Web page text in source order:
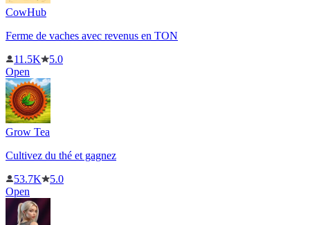
CowHub
Ferme de vaches avec revenus en TON
11.5K
5.0
Open
Grow Tea
Cultivez du thé et gagnez
53.7K
5.0
Open